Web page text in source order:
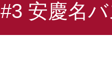
沿革・概要
入園・入学について
学費・諸費一覧
#3 安慶名